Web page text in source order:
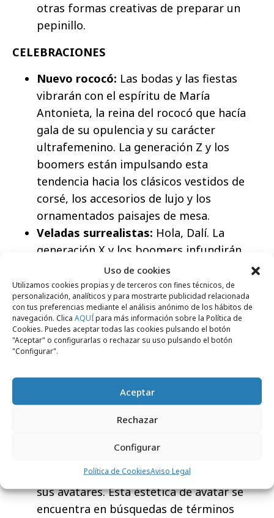
Uso de cookies
Utilizamos cookies propias y de terceros con fines técnicos, de
personalización, analíticos y para mostrarte publicidad relacionada
con tus preferencias mediante el análisis anónimo de los hábitos de
navegación. Clica AQUÍpara más información sobre la Política de
Cookies. Puedes aceptar todas las cookies pulsando el botón
"Aceptar" o configurarlas o rechazar su uso pulsando el botón
"Configurar".
Aceptar
Rechazar
Configurar
Política de CookiesAviso Legal
otras formas creativas de preparar un
pepinillo.
CELEBRACIONES
Nuevo rococó: Las bodas y las fiestas
vibrarán con el espíritu de María
Antonieta, la reina del rococó que hacía
gala de su opulencia y su carácter
ultrafemenino. La generación Z y los
boomers están impulsando esta
tendencia hacia los clásicos vestidos de
corsé, los accesorios de lujo y los
ornamentados paisajes de mesa.
Veladas surrealistas: Hola, Dalí. La
generación X y los boomers infundirán
surrealismo moderno en sus mesas y
decoración en 2025: candelabros con
curvas, flores fantásticas y centros de
mesa que desafían la gravedad. Las
búsquedas de “estética de Salvador Dalí”
sugieren que hay una inclinación hacia el
ENTRETENIMIENTO
Estética digital:Ahora más que nunca, la
generación X y la generación Z buscan
cuidar su vida digital personalizando el
cabello, la ropa e incluso los accesorios de
sus avatares. Esta estética de avatar se
encuentra en búsquedas de términos